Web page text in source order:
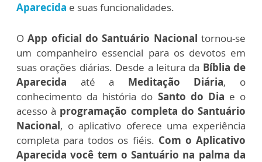
Aparecida e suas funcionalidades.
O App oficial do Santuário Nacional tornou-se
um companheiro essencial para os devotos em
suas orações diárias. Desde a leitura da Bíblia de
Aparecida até a Meditação Diária, o
conhecimento da história do Santo do Dia e o
acesso à programação completa do Santuário
Nacional, o aplicativo oferece uma experiência
completa para todos os fiéis. Com o Aplicativo
Aparecida você tem o Santuário na palma da